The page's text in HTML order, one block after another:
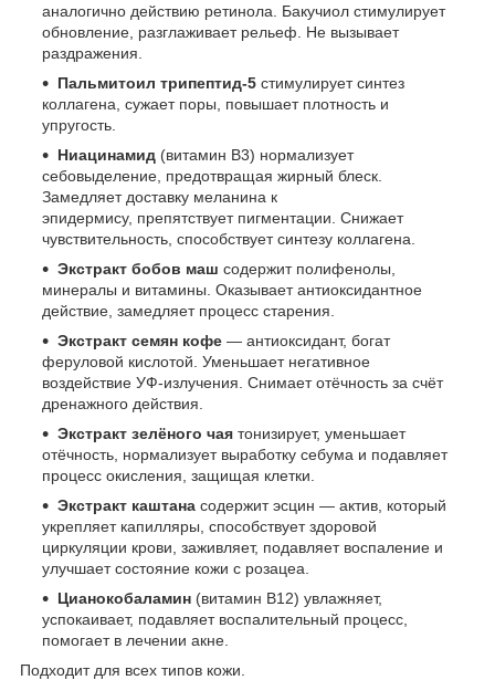
аналогично действию ретинола. Бакучиол стимулирует
обновление, разглаживает рельеф. Не вызывает
раздражения.
Пальмитоил трипептид-5 стимулирует синтез
коллагена, сужает поры, повышает плотность и
упругость.
Ниацинамид (витамин B3) нормализует
себовыделение, предотвращая жирный блеск.
Замедляет доставку меланина к
эпидермису, препятствует пигментации. Снижает
чувствительность, способствует синтезу коллагена.
Экстракт бобов маш содержит полифенолы,
минералы и витамины. Оказывает антиоксидантное
действие, замедляет процесс старения.
Экстракт семян кофе — антиоксидант, богат
феруловой кислотой. Уменьшает негативное
воздействие УФ-излучения. Снимает отёчность за счёт
дренажного действия.
Экстракт зелёного чая тонизирует, уменьшает
отёчность, нормализует выработку себума и подавляет
процесс окисления, защищая клетки.
Экстракт каштана содержит эсцин — актив, который
укрепляет капилляры, способствует здоровой
циркуляции крови, заживляет, подавляет воспаление и
улучшает состояние кожи с розацеа.
Цианокобаламин (витамин B12) увлажняет,
успокаивает, подавляет воспалительный процесс,
помогает в лечении акне.
Подходит для всех типов кожи.